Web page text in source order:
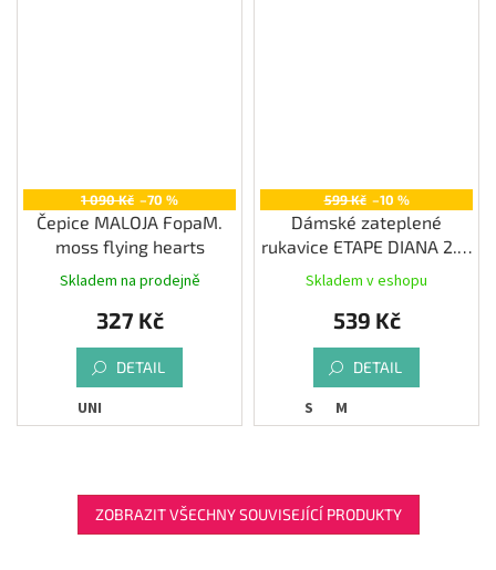
1 090 Kč –70 %
Čepice MALOJA FopaM.
moss flying hearts
Skladem na prodejně
327 Kč
DETAIL
UNI
599 Kč –10 %
Dámské zateplené
rukavice ETAPE DIANA 2.0,
černá/rainbow
Skladem v eshopu
539 Kč
DETAIL
S M
ZOBRAZIT VŠECHNY SOUVISEJÍCÍ PRODUKTY